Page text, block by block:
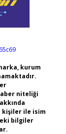
kurum
niteliği
kişiler ile isim
bilgiler